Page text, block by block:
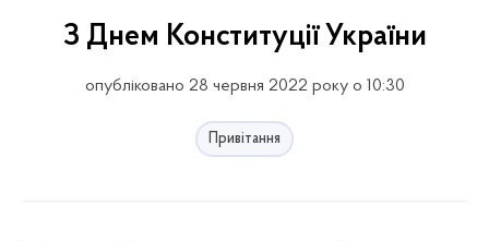
З Днем Конституції України
опубліковано 28 червня 2022 року о 10:30
Привітання